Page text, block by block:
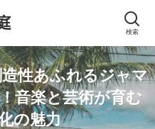
検索
性あふれるジャマ
音楽と芸術が育む
の魅力